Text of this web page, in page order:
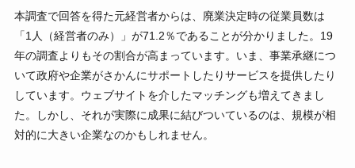
本調査で回答を得た元経営者からは、廃業決定時の従業員数は
「1人（経営者のみ）」が71.2％であることが分かりました。19
年の調査よりもその割合が高まっています。いま、事業承継につ
いて政府や企業がさかんにサポートしたりサービスを提供したり
しています。ウェブサイトを介したマッチングも増えてきまし
た。しかし、それが実際に成果に結びついているのは、規模が相
対的に大きい企業なのかもしれません。